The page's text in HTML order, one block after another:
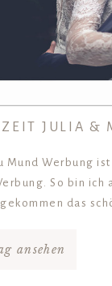
JULIA &
Mund Werbung
So bin ich
das
ansehen